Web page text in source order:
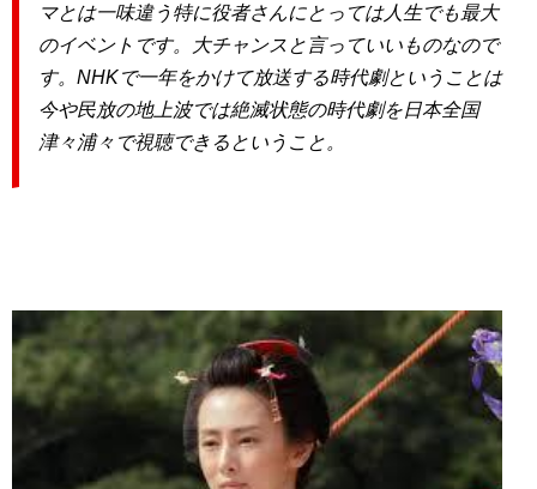
マとは一味違う特に役者さんにとっては人生でも最大
のイベントです。大チャンスと言っていいものなので
す。NHKで一年をかけて放送する時代劇ということは
今や民放の地上波では絶滅状態の時代劇を日本全国
津々浦々で視聴できるということ。